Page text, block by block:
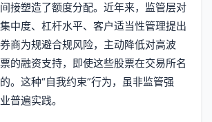
接塑造了额度分配。近年来，监管层对
中度、杠杆水平、客户适当性管理提出
商为规避合规风险，主动降低对高波
的融资支持，即使这些股票在交易所名
。这种“自我约束”行为，虽非监管强
普遍实践。